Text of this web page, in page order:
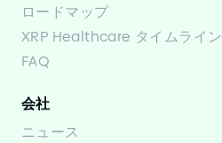
ロードマップ
XRP Healthcare タイムライン
FAQ
会社
ニュース